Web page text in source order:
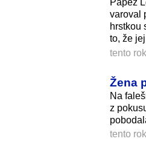
Papež
varoval
hrstkou
to, že
tento rok
Žena
Na
z
tento rok